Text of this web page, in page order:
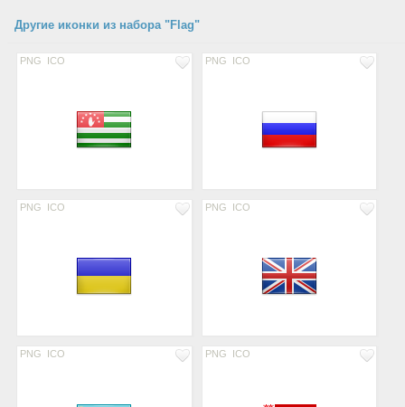
Другие иконки из набора "Flag"
PNG ICO PNG ICO
PNG ICO PNG ICO
PNG ICO PNG ICO